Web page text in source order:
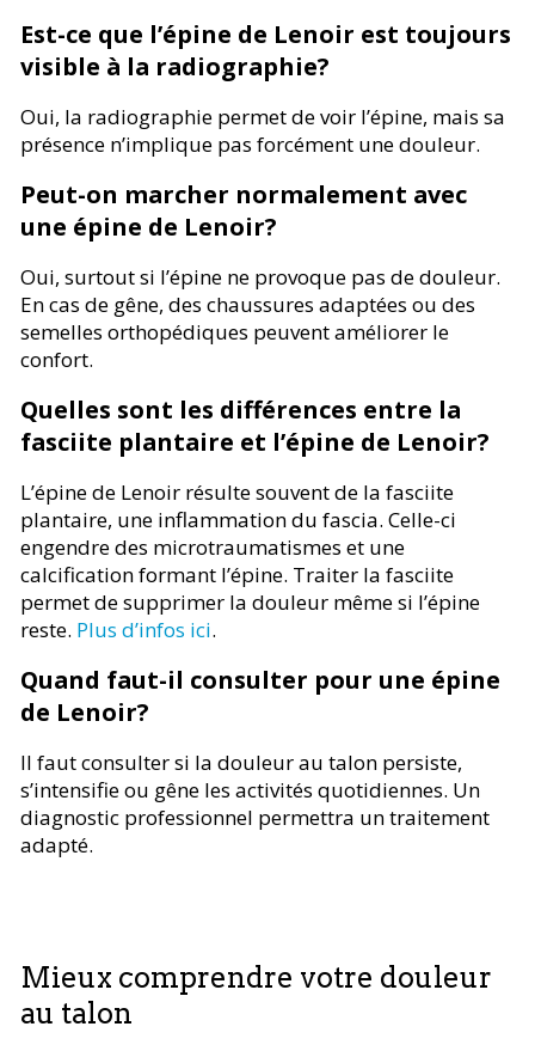
Est-ce que l’épine de Lenoir est toujours
visible à la radiographie?
Oui, la radiographie permet de voir l’épine, mais sa
présence n’implique pas forcément une douleur.
Peut-on marcher normalement avec
une épine de Lenoir?
Oui, surtout si l’épine ne provoque pas de douleur.
En cas de gêne, des chaussures adaptées ou des
semelles orthopédiques peuvent améliorer le
confort.
Quelles sont les différences entre la
fasciite plantaire et l’épine de Lenoir?
L’épine de Lenoir résulte souvent de la fasciite
plantaire, une inflammation du fascia. Celle-ci
engendre des microtraumatismes et une
calcification formant l’épine. Traiter la fasciite
permet de supprimer la douleur même si l’épine
reste. Plus d’infos ici.
Quand faut-il consulter pour une épine
de Lenoir?
Il faut consulter si la douleur au talon persiste,
s’intensifie ou gêne les activités quotidiennes. Un
diagnostic professionnel permettra un traitement
adapté.
Mieux comprendre votre douleur
au talon